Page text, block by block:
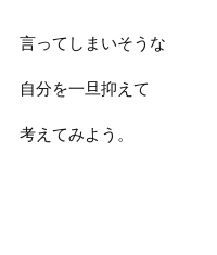
言ってしまいそうな
自分を一旦抑えて
考えてみよう。